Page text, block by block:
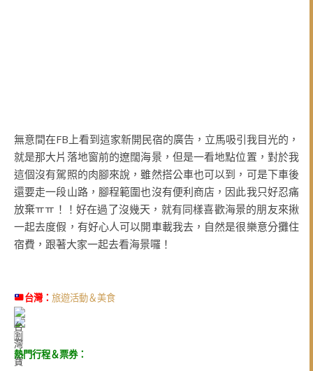
無意間在FB上看到這家新開民宿的廣告，立馬吸引我目光的，
就是那大片落地窗前的遼闊海景，但是一看地點位置，對於我
這個沒有駕照的肉腳來說，雖然搭公車也可以到，可是下車後
還要走一段山路，腳程範圍也沒有便利商店，因此我只好忍痛
放棄ㅠㅠ！！好在過了沒幾天，就有同樣喜歡海景的朋友來揪
一起去度假，有好心人可以開車載我去，自然是很樂意分攤住
宿費，跟著大家一起去看海景囉！
台灣：旅遊活動＆美食
熱門行程＆票券：